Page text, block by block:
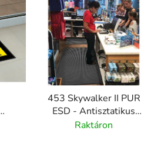
453 Skywalker II PUR
ESD - Antisztatikus
poliuretán szőnyeg
Raktáron